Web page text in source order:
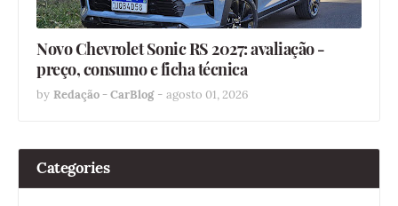
Novo Chevrolet Sonic RS 2027: avaliação -
preço, consumo e ficha técnica
by Redação - CarBlog - agosto 01, 2026
Categories